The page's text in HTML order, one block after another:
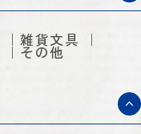
雑貨文具
その他